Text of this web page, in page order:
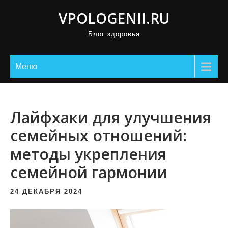
VPOLOGENII.RU
Блог здоровья
Меню
Лайфхаки для улучшения
семейных отношений:
методы укрепления
семейной гармонии
24 ДЕКАБРЯ 2024